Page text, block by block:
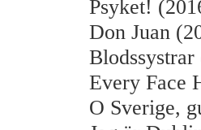
Psyket!
Don Juan
Blodssystrar
Every Face
O Sverige,